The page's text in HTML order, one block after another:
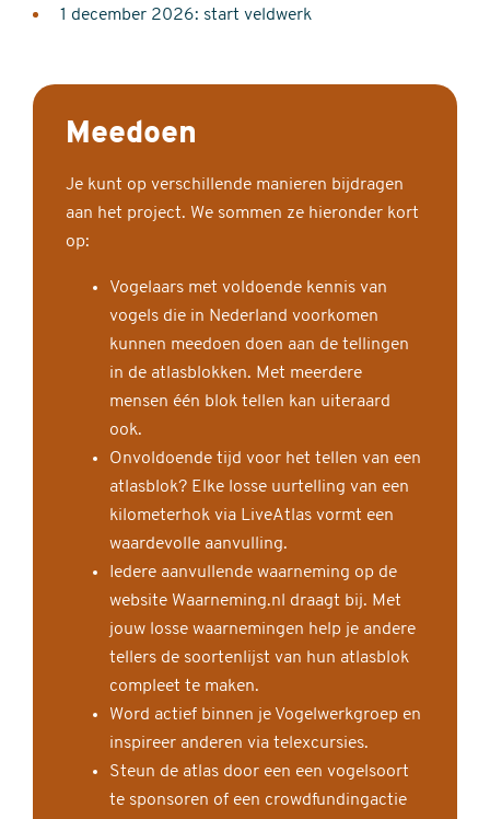
1 december 2026: start veldwerk
Meedoen
Je kunt op verschillende manieren bijdragen
aan het project. We sommen ze hieronder kort
op:
Vogelaars met voldoende kennis van
vogels die in Nederland voorkomen
kunnen meedoen doen aan de tellingen
in de atlasblokken. Met meerdere
mensen één blok tellen kan uiteraard
ook.
Onvoldoende tijd voor het tellen van een
atlasblok? Elke losse uurtelling van een
kilometerhok via LiveAtlas vormt een
waardevolle aanvulling.
Iedere aanvullende waarneming op de
website Waarneming.nl draagt bij. Met
jouw losse waarnemingen help je andere
tellers de soortenlijst van hun atlasblok
compleet te maken.
Word actief binnen je Vogelwerkgroep en
inspireer anderen via telexcursies.
Steun de atlas door een een vogelsoort
te sponsoren of een crowdfundingactie